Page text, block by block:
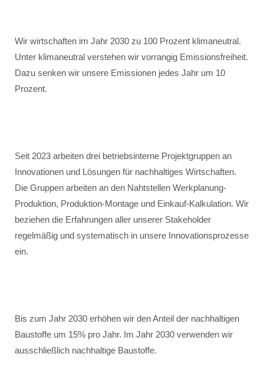
Wir wirtschaften im Jahr 2030 zu 100 Prozent klimaneutral.
Unter klimaneutral verstehen wir vorrangig Emissionsfreiheit.
Dazu senken wir unsere Emissionen jedes Jahr um 10
Prozent.
Seit 2023 arbeiten drei betriebsinterne Projektgruppen an
Innovationen und Lösungen für nachhaltiges Wirtschaften.
Die Gruppen arbeiten an den Nahtstellen Werkplanung-
Produktion, Produktion-Montage und Einkauf-Kalkulation. Wir
beziehen die Erfahrungen aller unserer Stakeholder
regelmäßig und systematisch in unsere Innovationsprozesse
ein.
Bis zum Jahr 2030 erhöhen wir den Anteil der nachhaltigen
Baustoffe um 15% pro Jahr. Im Jahr 2030 verwenden wir
ausschließlich nachhaltige Baustoffe.